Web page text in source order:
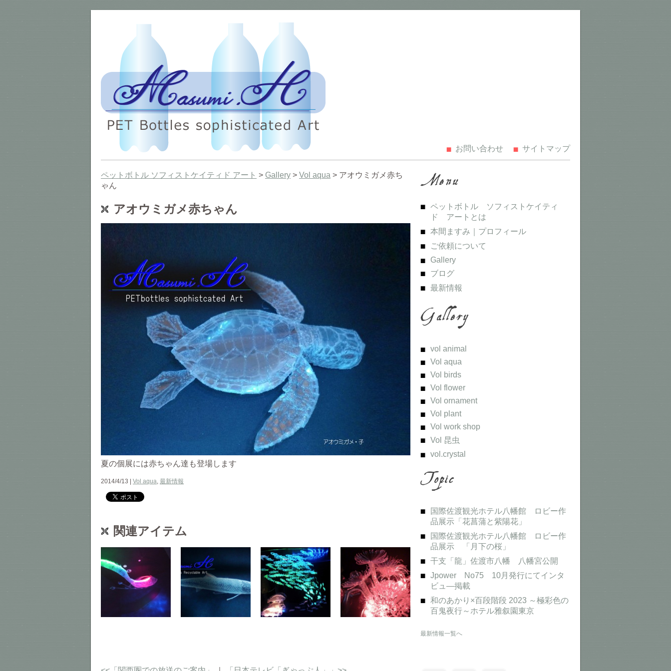
お問い合わせ サイトマップ
ペットボトル ソフィストケイティド アート > Gallery > Vol aqua > アオウミガメ赤ち
ゃん
アオウミガメ赤ちゃん
夏の個展には赤ちゃん達も登場します
2014/4/13 | Vol aqua, 最新情報
関連アイテム
ペットボトル ソフィストケイティ
ド アートとは
本間ますみ｜プロフィール
ご依頼について
Gallery
ブログ
最新情報
vol animal
Vol aqua
Vol birds
Vol flower
Vol ornament
Vol plant
Vol work shop
Vol 昆虫
vol.crystal
国際佐渡観光ホテル八幡館 ロビー作
品展示「花菖蒲と紫陽花」
国際佐渡観光ホテル八幡館 ロビー作
品展示 「月下の桜」
干支「龍」佐渡市八幡 八幡宮公開
Jpower No75 10月発行にてインタ
ビュ―掲載
和のあかり×百段階段 2023 ～極彩色の
百鬼夜行～ホテル雅叙園東京
最新情報一覧へ